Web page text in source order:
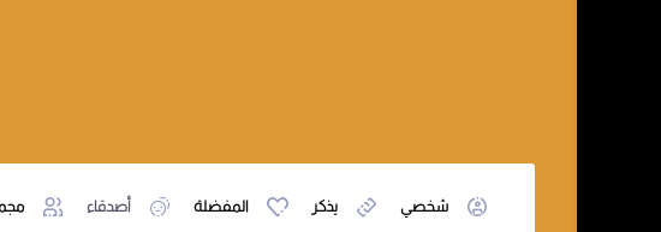
شخصي يذكر المفضلة أصدقاء